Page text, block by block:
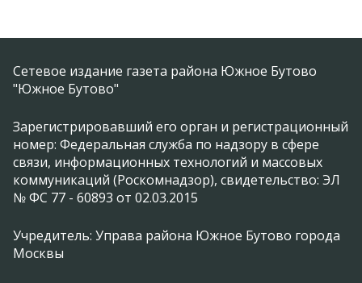
Сетевое издание газета района Южное Бутово
"Южное Бутово"
Зарегистрировавший его орган и регистрационный
номер: Федеральная служба по надзору в сфере
связи, информационных технологий и массовых
коммуникаций (Роскомнадзор), свидетельство: ЭЛ
№ ФС 77 - 60893 от 02.03.2015
Учредитель: Управа района Южное Бутово города
Москвы